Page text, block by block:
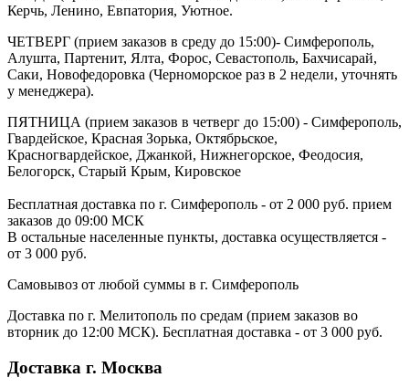
Керчь, Ленино, Евпатория, Уютное.
ЧЕТВЕРГ (прием заказов в среду до 15:00)- Симферополь,
Алушта, Партенит, Ялта, Форос, Севастополь, Бахчисарай,
Саки, Новофедоровка (Черноморское раз в 2 недели, уточнять
у менеджера).
ПЯТНИЦА (прием заказов в четверг до 15:00) - Симферополь,
Гвардейское, Красная Зорька, Октябрьское,
Красногвардейское, Джанкой, Нижнегорское, Феодосия,
Белогорск, Старый Крым, Кировское
Бесплатная доставка по г. Симферополь - от 2 000 руб. прием
заказов до 09:00 МСК
В остальные населенные пункты, доставка осуществляется -
от 3 000 руб.
Самовывоз от любой суммы в г. Симферополь
Доставка по г. Мелитополь по средам (прием заказов во
вторник до 12:00 МСК). Бесплатная доставка - от 3 000 руб.
Доставка г. Москва